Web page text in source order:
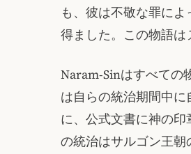
も、彼は不敬な罪に
得ました。この物語は
Naram-Sinはすべての
は自らの統治期間中
に、公式文書に神の
の統治はサルゴン王朝